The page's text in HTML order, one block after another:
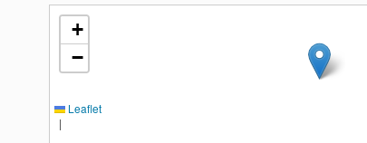
+
−
Leaflet
|